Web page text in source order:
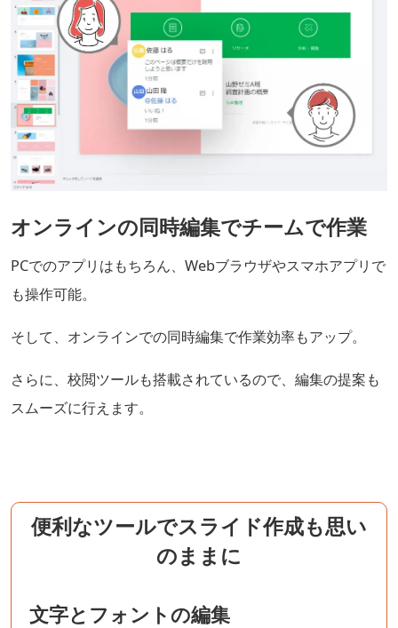
オンラインの同時編集でチームで作業
PCでのアプリはもちろん、Webブラウザやスマホアプリで
も操作可能。
そして、オンラインでの同時編集で作業効率もアップ。
さらに、校閲ツールも搭載されているので、編集の提案も
スムーズに行えます。
便利なツールでスライド作成も思い
のままに
文字とフォントの編集